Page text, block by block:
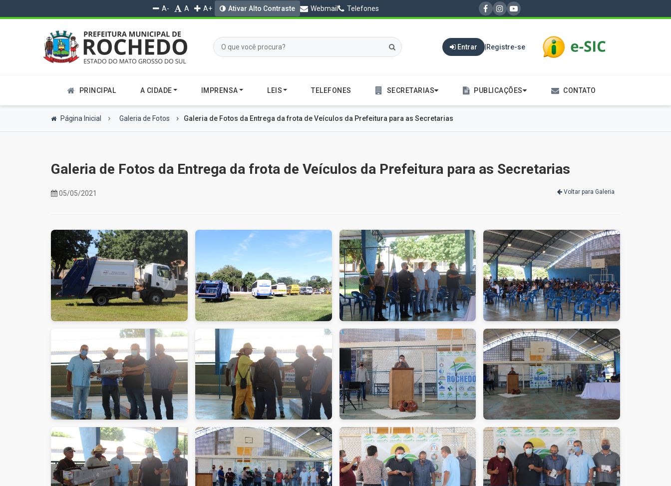
A- A A+ Ativar Alto Contraste Webmail Telefones
Entrar Registre-se
PRINCIPAL A CIDADE IMPRENSA LEIS TELEFONES SECRETARIAS PUBLICAÇÕES CONTATO
Página Inicial Galeria de Fotos Galeria de Fotos da Entrega da frota de Veículos da Prefeitura para as Secretarias
Galeria de Fotos da Entrega da frota de Veículos da Prefeitura para as Secretarias
05/05/2021 Voltar para Galeria